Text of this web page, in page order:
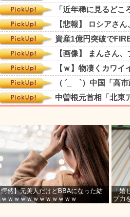
愕然】元美人だけどBBAになった結
ｗｗｗｗｗｗｗｗｗｗｗ
「嬉
プ力